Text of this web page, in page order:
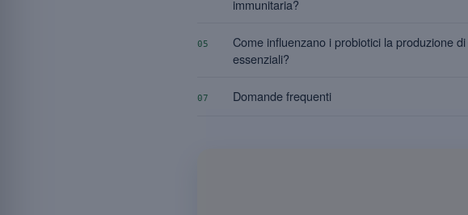
immunitaria?
05
Come influenzano i probiotici la produzione
essenziali?
07 Domande frequenti